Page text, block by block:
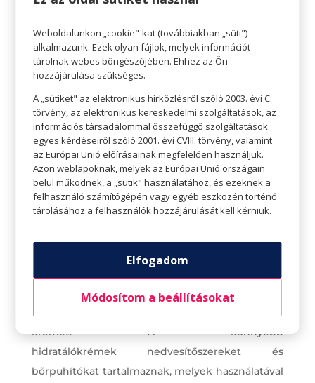
Váltsunk könnyű hidratálóra
Míg a nehéz krémek isteni ajándéknak tűnnek a
arcbőrrel már más a helyzet. A télen használt
az üzletközpontunk drogériájában keressünk a
melegebb hónapokra való, könnyű hidratáló
krémet. A könnyebb
hidratálókrémek nedvesítőszereket és
bőrpuhítókat tartalmaznak, melyek használatával
Weboldalunkon „cookie"-kat (továbbiakban „süti")
alkalmazunk. Ezek olyan fájlok, melyek információt
tárolnak webes böngészőjében. Ehhez az Ön
hozzájárulása szükséges.
A „sütiket" az elektronikus hírközlésről szóló 2003. évi C.
törvény, az elektronikus kereskedelmi szolgáltatások, az
információs társadalommal összefüggő szolgáltatások
egyes kérdéseiről szóló 2001. évi CVIII. törvény, valamint
az Európai Unió előírásainak megfelelően használjuk.
Azon weblapoknak, melyek az Európai Unió országain
belül működnek, a „sütik" használatához, és ezeknek a
felhasználó számítógépén vagy egyéb eszközén történő
tárolásához a felhasználók hozzájárulását kell kérniük.
Elfogadom
Módosítom a beállításokat